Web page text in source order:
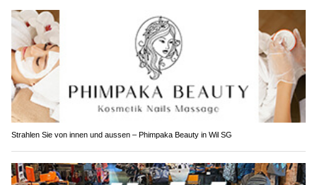
Strahlen Sie von innen und aussen – Phimpaka Beauty in Wil SG